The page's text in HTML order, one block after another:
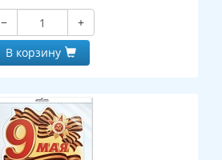
−
+
В корзину